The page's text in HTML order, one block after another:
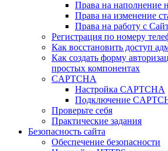
Права на наполнение
Права на изменение
Права на работу с
Регистрация по номеру
Как восстановить доступ
Как создать форму
простых компонентах
CAPTCHA
Настройка CAPTCHA
Подключение
Проверьте себя
Практические задания
Безопасность сайта
Обеспечение безопасности